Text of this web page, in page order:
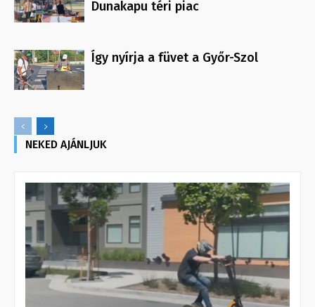
Dunakapu téri piac
Így nyírja a füvet a Győr-Szol
NEKED AJÁNLJUK